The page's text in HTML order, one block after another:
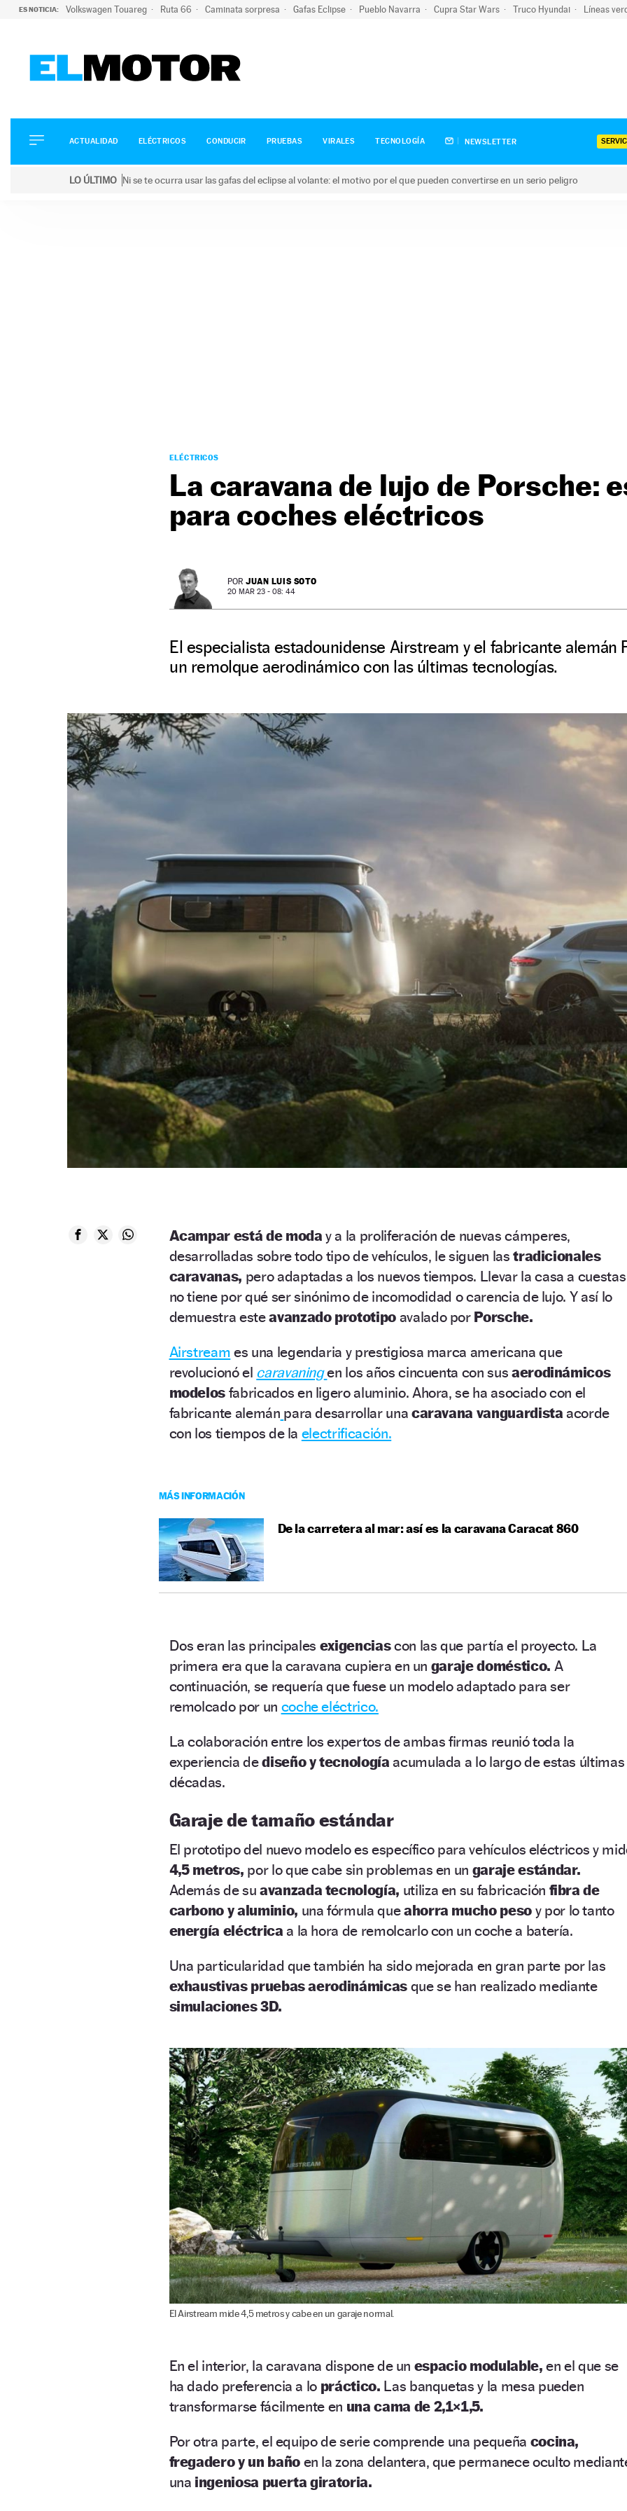
ES NOTICIA: Volkswagen Touareg Ruta 66 Caminata sorpresa Gafas Eclipse Pueblo Navarra Cupra Star Wars Truco Hyundai Líneas
ELÉCTRICOS
CONDUCIR
ACTUALIDAD ELÉCTRICOS CONDUCIR PRUEBAS VIRALES TECNOLOGÍA NEWSLETTER
LO ÚLTIMO Ni se te ocurra usar las gafas del eclipse al volante: el motivo por el que pueden convertirse en un serio peligro
ELÉCTRICOS
La caravana de lujo de Porsche:
para coches eléctricos
POR JUAN LUIS SOTO
20 MAR 23 - 08: 44
El especialista estadounidense Airstream y el fabricante alemán
un remolque aerodinámico con las últimas tecnologías.
Acampar está de moda y a la proliferación de nuevas cámperes,
desarrolladas sobre todo tipo de vehículos, le siguen lastradicionales
caravanas, pero adaptadas a los nuevos tiempos. Llevar la casa a cuestas
no tiene por qué ser sinónimo de incomodidad o carencia de lujo. Y así lo
demuestra esteavanzado prototipoavalado por Porsche.
Airstream es una legendaria y prestigiosa marca americana que
revolucionó el caravaningen los años cincuenta con sus aerodinámicos
modelos fabricados en ligero aluminio. Ahora, se ha asociado con el
fabricante alemán para desarrollar una caravana vanguardista acorde
con los tiempos de la electrificación.
MÁS INFORMACIÓN
De la carretera al mar: así es la caravana Caracat 860
Dos eran las principales exigenciascon las que partía el proyecto. La
primera era que la caravana cupiera en un garaje doméstico. A
continuación, se requería que fuese un modelo adaptado para ser
remolcado por un coche eléctrico.
La colaboración entre los expertos de ambas firmas reunió toda la
experiencia dediseño y tecnología acumulada a lo largo de estas últimas
décadas.
Garaje de tamaño estándar
El prototipo del nuevo modelo es específico para vehículos eléctricos y
4,5 metros, por lo que cabe sin problemas en un garaje estándar.
Además de su avanzada tecnología, utiliza en su fabricación fibra de
carbono y aluminio, una fórmula queahorra mucho pesoy por lo tanto
energía eléctrica a la hora de remolcarlo con un coche a batería.
Una particularidad que también ha sido mejorada en gran parte por las
exhaustivas pruebas aerodinámicasque se han realizado mediante
simulaciones 3D.
El Airstream mide 4,5 metros y cabe en un garaje normal.
En el interior, la caravana dispone de un espacio modulable, en el que se
ha dado preferencia a lo práctico. Las banquetas y la mesa pueden
transformarse fácilmente en una cama de 2,1×1,5.
Por otra parte, el equipo de serie comprende una pequeña cocina,
fregadero y un bañoen la zona delantera, que permanece oculto
una ingeniosa puerta giratoria.